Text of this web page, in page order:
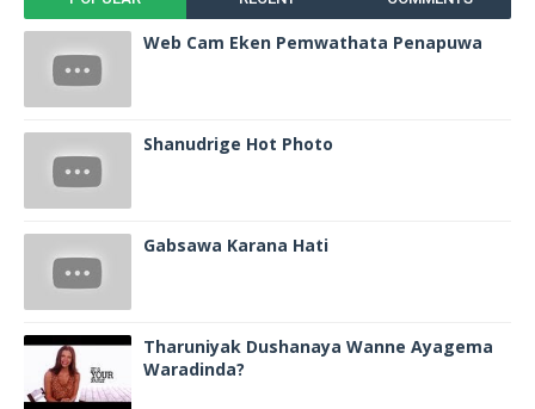
Web Cam Eken Pemwathata Penapuwa
Shanudrige Hot Photo
Gabsawa Karana Hati
Tharuniyak Dushanaya Wanne Ayagema
Waradinda?